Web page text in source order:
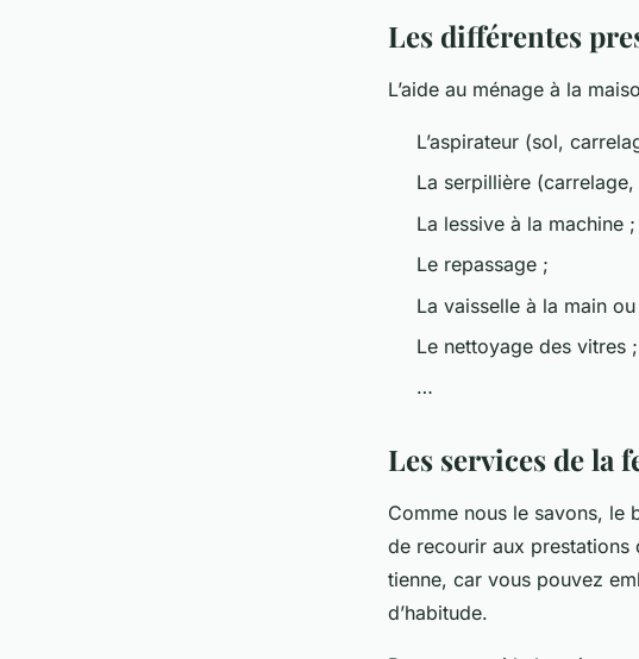
Les différentes
L’aide au ménage à la
L’aspirateur (sol,
La serpillière
La lessive à la machine ;
Le repassage ;
La vaisselle à la main
Le nettoyage des vitres ;
…
Les services de la
Comme nous le savons, le
de recourir aux prestations
tienne, car vous pouvez
d’habitude.